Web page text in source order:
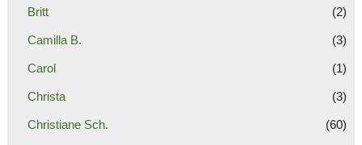
Britt (2)
Camilla B. (3)
Carol (1)
Christa (3)
Christiane Sch. (60)